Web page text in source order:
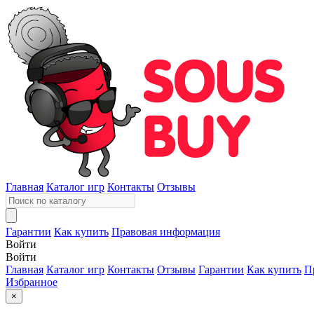
Главная Каталог игр Контакты Отзывы
Гарантии Как купить Правовая информация
Войти
Войти
Главная Каталог игр Контакты Отзывы Гарантии Как купить
Избранное
×